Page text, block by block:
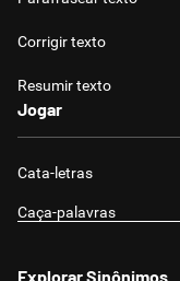
Corrigir texto
Resumir texto
Jogar
Cata-letras
Caça-palavras
Explorar Sinônimos